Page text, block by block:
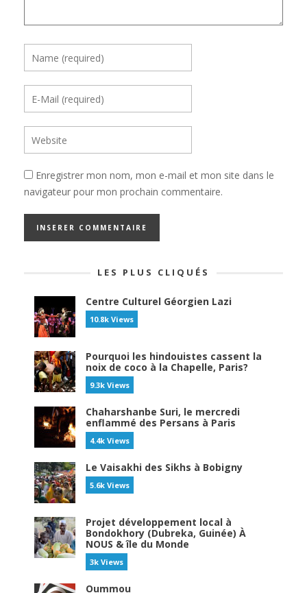
Enregistrer mon nom, mon e-mail et mon site dans le
navigateur pour mon prochain commentaire.
LES PLUS CLIQUÉS
Centre Culturel Géorgien Lazi
10.8k Views
Pourquoi les hindouistes cassent la
noix de coco à la Chapelle, Paris?
9.3k Views
Chaharshanbe Suri, le mercredi
enflammé des Persans à Paris
4.4k Views
Le Vaisakhi des Sikhs à Bobigny
5.6k Views
Projet développement local à
Bondokhory (Dubreka, Guinée) À
NOUS & île du Monde
3k Views
Oummou